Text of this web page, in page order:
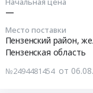
—
Место поставки
Пензенская область
№2494481454 от